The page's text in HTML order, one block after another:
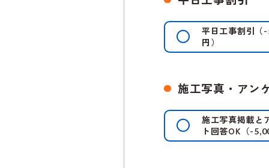
平日工事割引 （-
円）
施工写真・アン
施工写真掲載と
ト回答OK （-